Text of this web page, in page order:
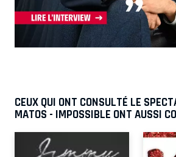
CEUX QUI ONT CONSULTÉ LE
MATOS - IMPOSSIBLE ONT AUSSI